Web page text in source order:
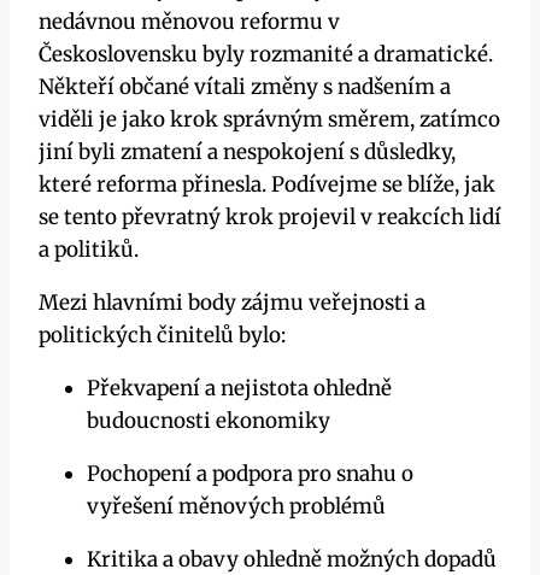
nedávnou měnovou reformu v
Československu byly rozmanité a dramatické.
Někteří občané vítali změny s nadšením a
viděli je jako krok správným směrem, zatímco
jiní byli zmatení a nespokojení s důsledky,
které reforma přinesla. Podívejme se blíže, jak
se tento převratný krok projevil v reakcích lidí
a politiků.
Mezi hlavními body zájmu veřejnosti a
politických činitelů bylo:
Překvapení a nejistota ohledně
budoucnosti ekonomiky
Pochopení a podpora pro snahu o
vyřešení měnových problémů
Kritika a obavy ohledně možných dopadů